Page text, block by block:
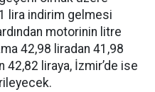
lira indirim gelmesi
motorinin litre
42,98 liradan 41,98
42,82 liraya, İzmir’de ise